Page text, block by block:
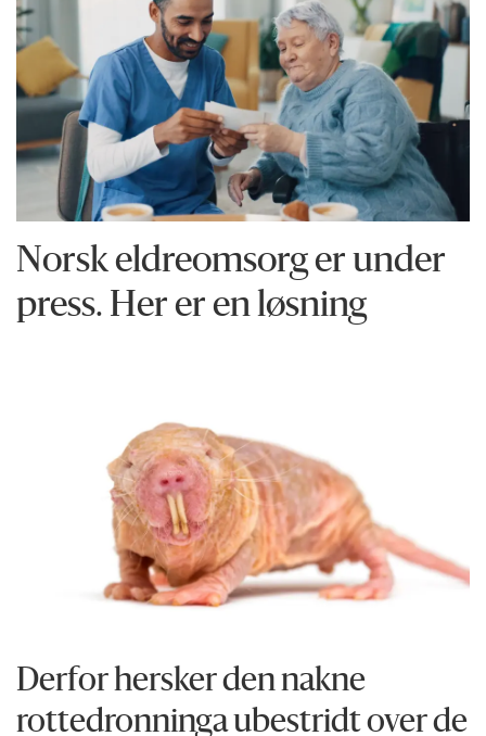
Norsk eldreomsorg er under
press. Her er en løsning
Derfor hersker den nakne
rottedronninga ubestridt over de